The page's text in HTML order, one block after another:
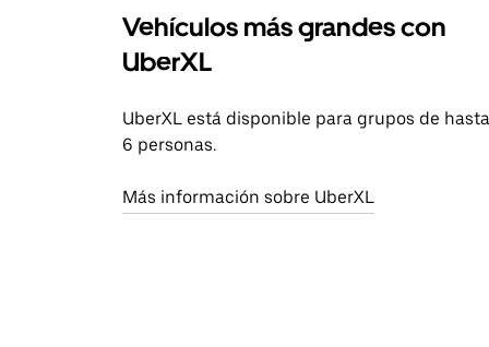
Vehículos más grandes con
UberXL
UberXL está disponible para grupos de hasta
6 personas.
Más información sobre UberXL